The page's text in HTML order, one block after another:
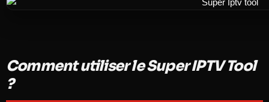
Comment utiliser le Super IPTV Tool
?